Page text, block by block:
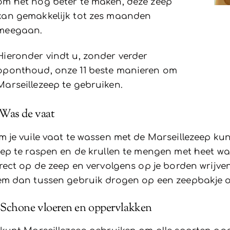
het nog beter te maken, deze zeep
gemakkelijk tot zes maanden
vindt u, zonder verder
onze 11 beste manieren om
te gebruiken.
de vaat
je vuile vaat te wassen met de Marseillezeep
te raspen en de krullen te mengen met heet
op de zeep en vervolgens op je borden
dan tussen gebruik drogen op een zeepbakje
vloeren en oppervlakken